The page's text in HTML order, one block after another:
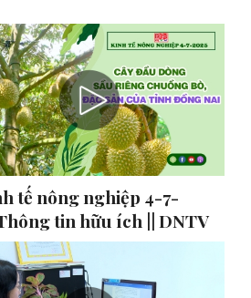
tế nông nghiệp 4-7-
tin hữu ích || DNTV